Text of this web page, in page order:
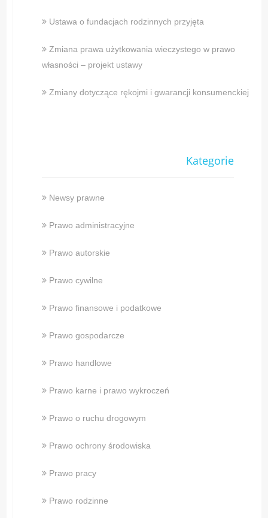
Ustawa o fundacjach rodzinnych przyjęta
Zmiana prawa użytkowania wieczystego w prawo
własności – projekt ustawy
Zmiany dotyczące rękojmi i gwarancji konsumenckiej
Kategorie
Newsy prawne
Prawo administracyjne
Prawo autorskie
Prawo cywilne
Prawo finansowe i podatkowe
Prawo gospodarcze
Prawo handlowe
Prawo karne i prawo wykroczeń
Prawo o ruchu drogowym
Prawo ochrony środowiska
Prawo pracy
Prawo rodzinne